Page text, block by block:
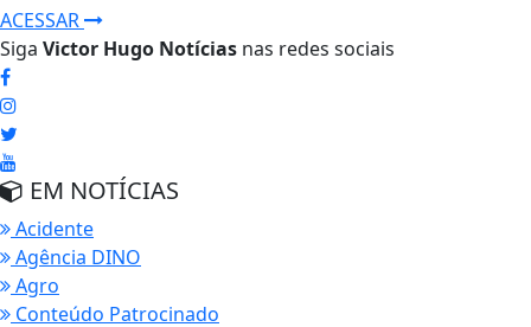
ACESSAR
Siga Victor Hugo Notícias nas redes sociais
EM NOTÍCIAS
Acidente
Agência DINO
Agro
Conteúdo Patrocinado